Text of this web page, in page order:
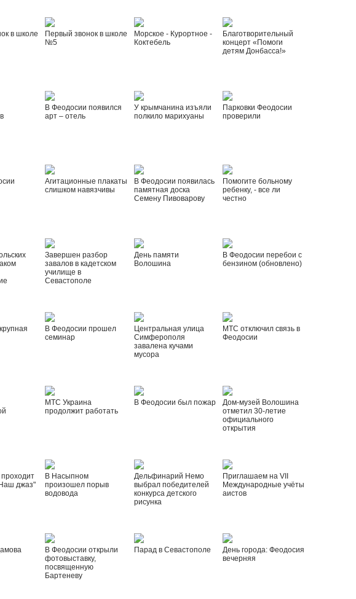
в школе
Первый звонок в школе
№5
Морское - Курортное -
Коктебель
Благотворительный
концерт «Помоги
детям Донбасса!»
В Феодосии появился
арт – отель
У крымчанина изъяли
полкило марихуаны
Парковки Феодосии
проверили
Агитационные плакаты
слишком навязчивы
В Феодосии появилась
памятная доска
Семену Пивоварову
Помогите больному
ребенку, - все ли
честно
Завершен разбор
завалов в кадетском
училище в
Севастополе
День памяти
Волошина
В Феодосии перебои с
бензином (обновлено)
В Феодосии прошел
семинар
Центральная улица
Симферополя
завалена кучами
мусора
МТС отключил связь в
Феодосии
МТС Украина
продолжит работать
В Феодосии был пожар
Дом-музей Волошина
отметил 30-летие
официального
открытия
джаз"
В Насыпном
произошел порыв
водовода
Дельфинарий Немо
выбрал победителей
конкурса детского
рисунка
Приглашаем на VII
Международные учёты
аистов
В Феодосии открыли
фотовыставку,
посвященную
Бартеневу
Парад в Севастополе
День города: Феодосия
вечерняя